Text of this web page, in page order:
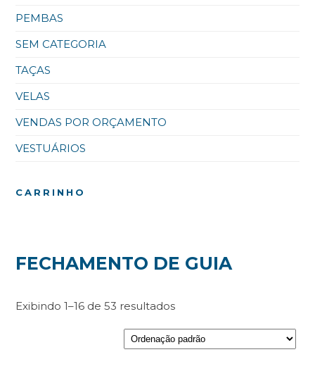
PEMBAS
SEM CATEGORIA
TAÇAS
VELAS
VENDAS POR ORÇAMENTO
VESTUÁRIOS
CARRINHO
FECHAMENTO DE GUIA
Exibindo 1–16 de 53 resultados